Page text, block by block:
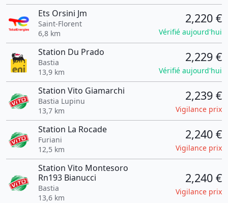
Ets Orsini Jm
Saint-Florent
6,8 km
2,220 €
Vérifié aujourd'hui
Station Du Prado
Bastia
13,9 km
2,229 €
Vérifié aujourd'hui
Station Vito Giamarchi
Bastia Lupinu
13,7 km
2,239 €
Vigilance prix
Station La Rocade
Furiani
12,5 km
2,240 €
Vigilance prix
Station Vito Montesoro
Rn193 Bianucci
Bastia
13,6 km
2,240 €
Vigilance prix